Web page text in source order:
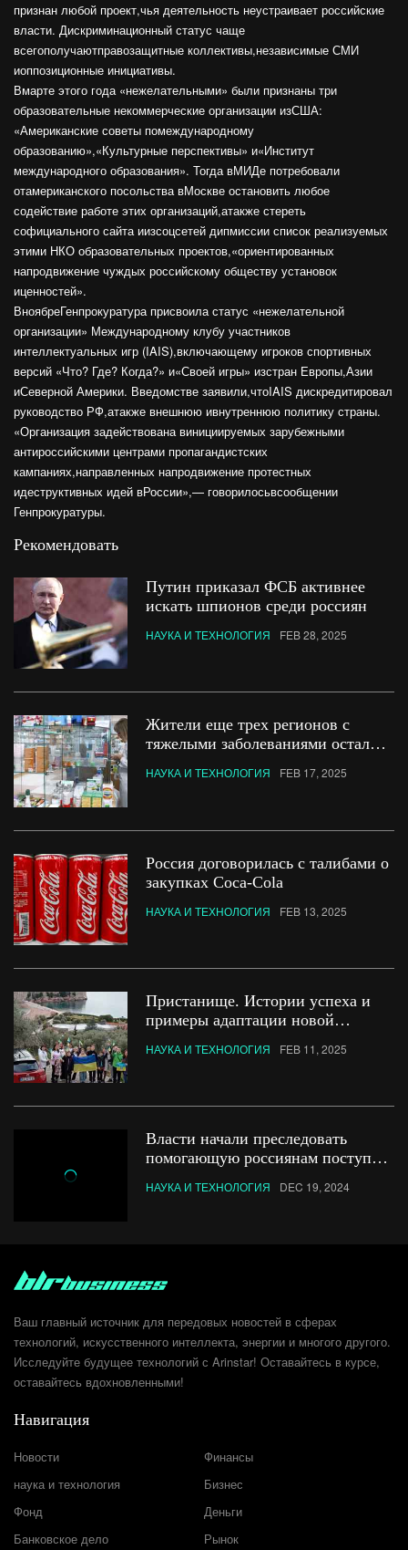
признан любой проект,чья деятельность неустраивает российские
власти. Дискриминационный статус чаще
всегополучаютправозащитные коллективы,независимые СМИ
иоппозиционные инициативы.
Вмарте этого года «нежелательными» были признаны три
образовательные некоммерческие организации изСША:
«Американские советы помеждународному
образованию»,«Культурные перспективы» и«Институт
международного образования». Тогда вМИДе потребовали
отамериканского посольства вМоскве остановить любое
содействие работе этих организаций,атакже стереть
софициального сайта иизсоцсетей дипмиссии список реализуемых
этими НКО образовательных проектов,«ориентированных
напродвижение чуждых российскому обществу установок
иценностей».
ВноябреГенпрокуратура присвоила статус «нежелательной
организации» Международному клубу участников
интеллектуальных игр (IAIS),включающему игроков спортивных
версий «Что? Где? Когда?» и«Своей игры» изстран Европы,Азии
иСеверной Америки. Введомстве заявили,чтоIAIS дискредитировал
руководство РФ,атакже внешнюю ивнутреннюю политику страны.
«Организация задействована винициируемых зарубежными
антироссийскими центрами пропагандистских
кампаниях,направленных напродвижение протестных
идеструктивных идей вРоссии»,— говорилосьвсообщении
Генпрокуратуры.
Рекомендовать
Путин приказал ФСБ активнее
искать шпионов среди россиян
НАУКА И ТЕХНОЛОГИЯ FEB 28, 2025
Жители еще трех регионов с
тяжелыми заболеваниями остались
НАУКА И ТЕХНОЛОГИЯ FEB 17, 2025
Россия договорилась с талибами о
закупках Coca-Cola
НАУКА И ТЕХНОЛОГИЯ FEB 13, 2025
Пристанище. Истории успеха и
примеры адаптации новой
НАУКА И ТЕХНОЛОГИЯ FEB 11, 2025
Власти начали преследовать
помогающую россиянам поступать
НАУКА И ТЕХНОЛОГИЯ DEC 19, 2024
Ваш главный источник для передовых новостей в сферах
технологий, искусственного интеллекта, энергии и многого другого.
Исследуйте будущее технологий с Arinstar! Оставайтесь в курсе,
оставайтесь вдохновленными!
Навигация
Новости
Финансы
наука и технология
Бизнес
Фонд
Деньги
Банковское дело
Рынок